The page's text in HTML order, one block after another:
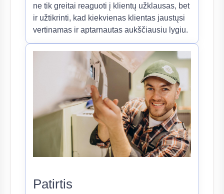
ne tik greitai reaguoti į klientų užklausas, bet
ir užtikrinti, kad kiekvienas klientas jaustųsi
vertinamas ir aptarnautas aukščiausiu lygiu.
Patirtis